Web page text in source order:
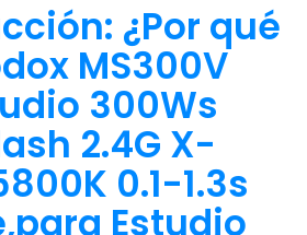
¿Por qué
MS300V
300Ws
2.4G X-
0.1-1.3s
Estudio